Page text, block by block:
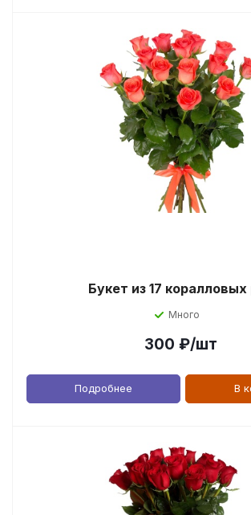
Букет из 17 коралловых
Много
300 ₽/шт
Подробнее В